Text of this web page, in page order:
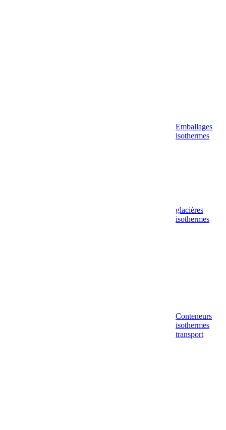
Emballages
isothermes
glacières
isothermes
Conteneurs
isothermes
transport